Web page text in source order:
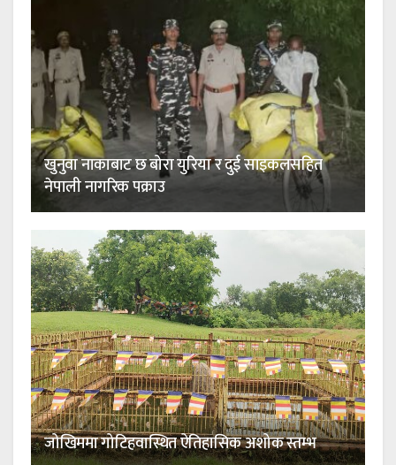
खुनुवा नाकाबाट छ बोरा युरिया र दुई साइकलसहित
नेपाली नागरिक पक्राउ
जोखिममा गोटिहवास्थित ऐतिहासिक अशोक स्तम्भ